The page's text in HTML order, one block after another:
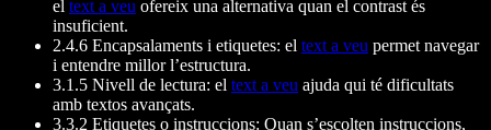
el text a veu ofereix una alternativa quan el contrast és
insuficient.
2.4.6 Encapsalaments i etiquetes: el text a veu permet navegar
i entendre millor l’estructura.
3.1.5 Nivell de lectura: el text a veu ajuda qui té dificultats
amb textos avançats.
3.3.2 Etiquetes o instruccions: Quan s’escolten instruccions,